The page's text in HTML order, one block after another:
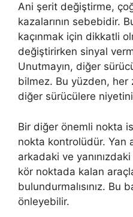
Ani şerit değiştirme,
kazalarının sebebidir.
kaçınmak için dikkatli
değiştirirken sinyal
Unutmayın, diğer
bilmez. Bu yüzden, her
diğer sürücülere
Bir diğer önemli nokta
nokta kontrolüdür. Yan
arkadaki ve
kör noktada kalan
bulundurmalısınız. Bu
önleyebilir.